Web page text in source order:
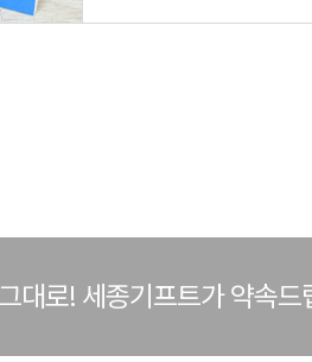
대로! 세종기프트가 약속드